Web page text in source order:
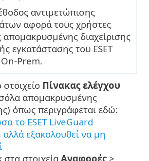
αντιμετώπισης
αφορά τους χρήστες
απομακρυσμένης διαχείρισης
εγκατάστασης του ESET
On-Prem.
στοιχείο Πίνακας ελέγχου
απομακρυσμένης
όπως περιγράφεται εδώ:
το ESET LiveGuard
εξακολουθεί να μη
στα στοιχεία Αναφορές >